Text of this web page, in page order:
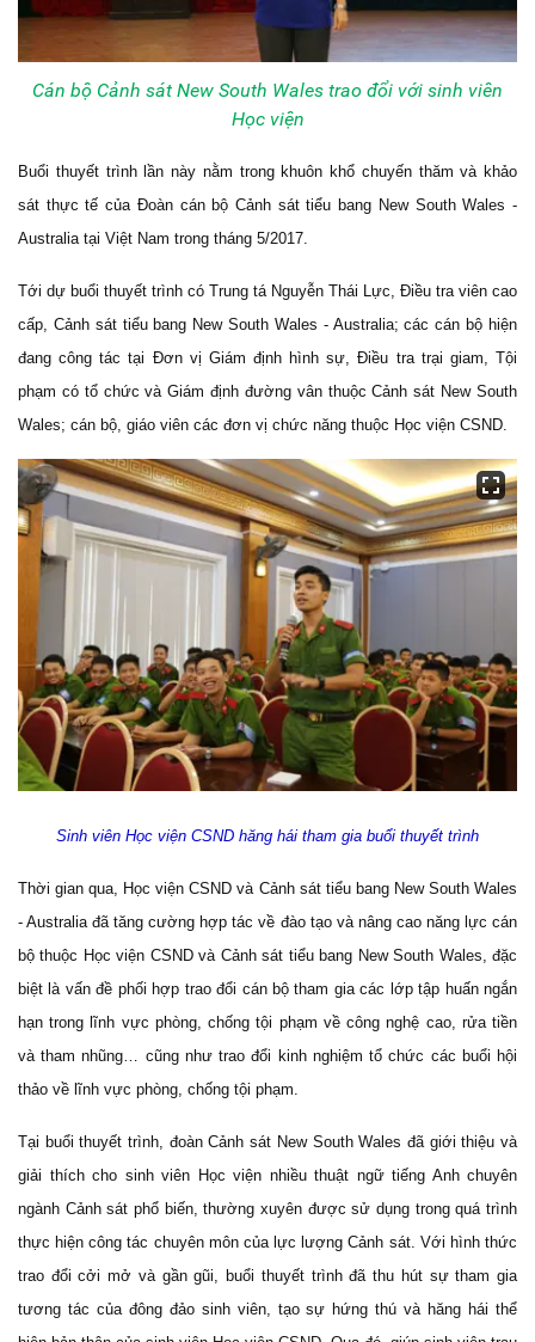
Cán bộ Cảnh sát New South Wales trao đổi với sinh viên
Học viện
Buổi thuyết trình lần này nằm trong khuôn khổ chuyến thăm và khảo
sát thực tế của Đoàn cán bộ Cảnh sát tiểu bang New South Wales -
Australia tại Việt Nam trong tháng 5/2017.
Tới dự buổi thuyết trình có Trung tá Nguyễn Thái Lực, Điều tra viên cao
cấp, Cảnh sát tiểu bang New South Wales - Australia; các cán bộ hiện
đang công tác tại Đơn vị Giám định hình sự, Điều tra trại giam, Tội
phạm có tổ chức và Giám định đường vân thuộc Cảnh sát New South
Wales; cán bộ, giáo viên các đơn vị chức năng thuộc Học viện CSND.
Sinh viên Học viện CSND hăng hái tham gia buổi thuyết trình
Thời gian qua, Học viện CSND và Cảnh sát tiểu bang New South Wales
- Australia đã tăng cường hợp tác về đào tạo và nâng cao năng lực cán
bộ thuộc Học viện CSND và Cảnh sát tiểu bang New South Wales, đặc
biệt là vấn đề phối hợp trao đổi cán bộ tham gia các lớp tập huấn ngắn
hạn trong lĩnh vực phòng, chống tội phạm về công nghệ cao, rửa tiền
và tham nhũng… cũng như trao đổi kinh nghiệm tổ chức các buổi hội
thảo về lĩnh vực phòng, chống tội phạm.
Tại buổi thuyết trình, đoàn Cảnh sát New South Wales đã giới thiệu và
giải thích cho sinh viên Học viện nhiều thuật ngữ tiếng Anh chuyên
ngành Cảnh sát phổ biến, thường xuyên được sử dụng trong quá trình
thực hiện công tác chuyên môn của lực lượng Cảnh sát. Với hình thức
trao đổi cởi mở và gần gũi, buổi thuyết trình đã thu hút sự tham gia
tương tác của đông đảo sinh viên, tạo sự hứng thú và hăng hái thể